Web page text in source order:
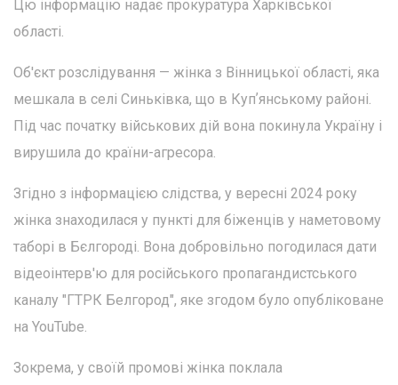
Цю інформацію надає прокуратура Харківської
області.
Об'єкт розслідування — жінка з Вінницької області, яка
мешкала в селі Синьківка, що в Купʼянському районі.
Під час початку військових дій вона покинула Україну і
вирушила до країни-агресора.
Згідно з інформацією слідства, у вересні 2024 року
жінка знаходилася у пункті для біженців у наметовому
таборі в Бєлгороді. Вона добровільно погодилася дати
відеоінтерв'ю для російського пропагандистського
каналу "ГТРК Белгород", яке згодом було опубліковане
на YouTube.
Зокрема, у своїй промові жінка поклала